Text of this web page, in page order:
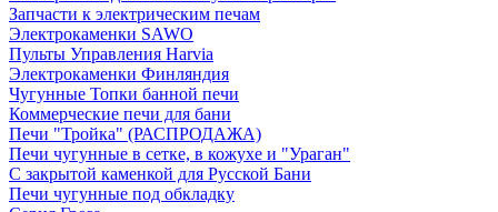
Запчасти к электрическим печам
Электрокаменки SAWO
Пульты Управления Harvia
Электрокаменки Финляндия
Чугунные Топки банной печи
Коммерческие печи для бани
Печи "Тройка" (РАСПРОДАЖА)
Печи чугунные в сетке, в кожухе и "Ураган"
С закрытой каменкой для Русской Бани
Печи чугунные под обкладку